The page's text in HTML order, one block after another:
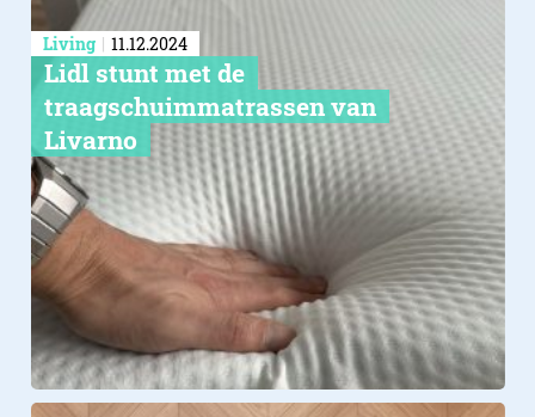
Living 11.12.2024
Lidl stunt met de
traagschuimmatrassen van
Livarno